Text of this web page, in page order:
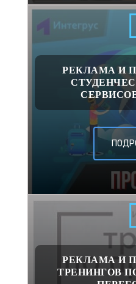
РЕКЛАМА И
РЕКЛАМА И
ТРЕНИНГОВ